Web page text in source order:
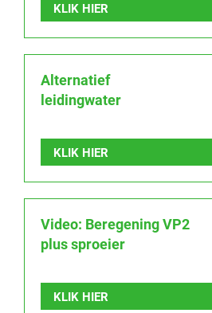
KLIK HIER
Alternatief
leidingwater
KLIK HIER
Video: Beregening VP2
plus sproeier
KLIK HIER